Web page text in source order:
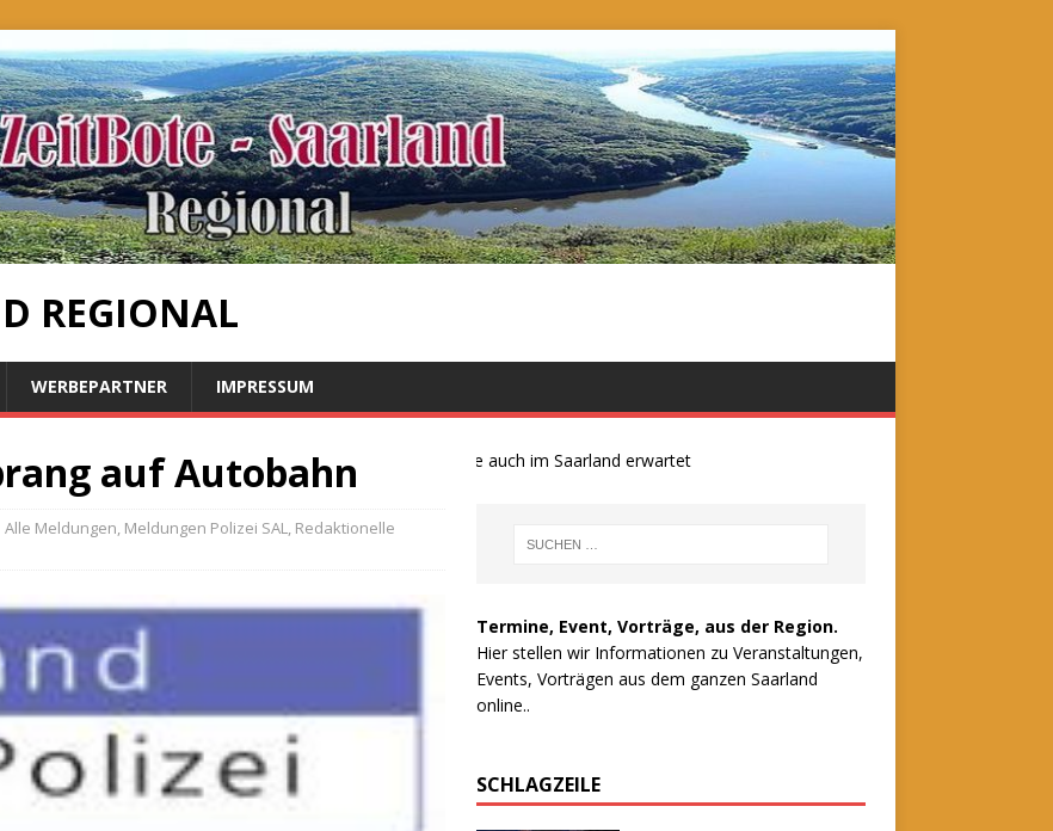
REGIONAL
WERBEPARTNER IMPRESSUM
auf Autobahn
Alle Meldungen, Meldungen Polizei SAL, Redaktionelle
Bauernproteste auch im Saarland erwartet
Termine, Event, Vorträge, aus der Region.
Hier stellen wir Informationen zu Veranstaltungen,
Events, Vorträgen aus dem ganzen Saarland
online..
SCHLAGZEILE